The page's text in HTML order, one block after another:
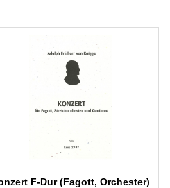
F-Dur (Fagott, Orchester)